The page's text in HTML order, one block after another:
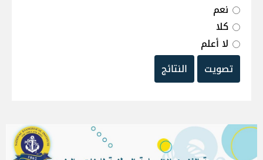
نعم
كلا
لا أعلم
تصويت
النتائج